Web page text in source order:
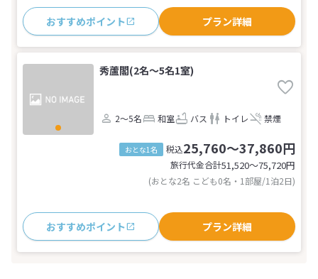
おすすめポイント プラン詳細
秀蘆閣(2名～5名1室)
2～5名 和室 バス トイレ 禁煙
おとな1名 税込25,760～37,860円
旅行代金合計51,520〜75,720円
(おとな2名 こども0名・1部屋/1泊2日)
おすすめポイント プラン詳細